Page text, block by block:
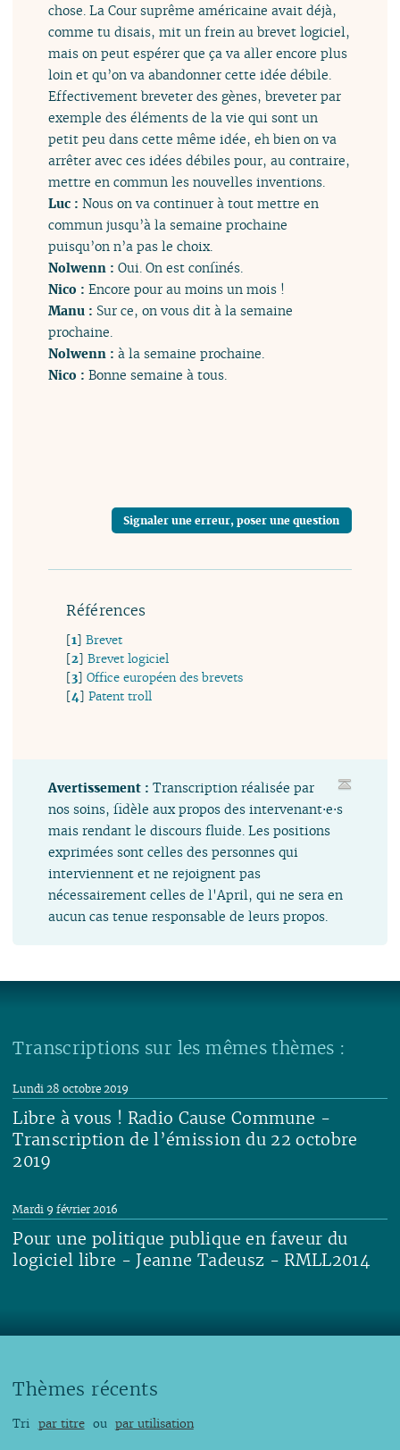
chose. La Cour suprême américaine avait déjà,
comme tu disais, mit un frein au brevet logiciel,
mais on peut espérer que ça va aller encore plus
loin et qu’on va abandonner cette idée débile.
Effectivement breveter des gènes, breveter par
exemple des éléments de la vie qui sont un
petit peu dans cette même idée, eh bien on va
arrêter avec ces idées débiles pour, au contraire,
mettre en commun les nouvelles inventions.
Luc :Nous on va continuer à tout mettre en
commun jusqu’à la semaine prochaine
puisqu’on n’a pas le choix.
Nolwenn :Oui. On est confinés.
Nico :Encore pour au moins un mois !
Manu : Sur ce, on vous dit à la semaine
prochaine.
Nolwenn :à la semaine prochaine.
Nico :Bonne semaine à tous.
Signaler une erreur, poser une question
Références
[1]Brevet
[2]Brevet logiciel
[3]Office européen des brevets
[4]Patent troll
Avertissement :Transcription réalisée par
nos soins, fidèle aux propos des intervenant⋅e⋅s
mais rendant le discours fluide. Les positions
exprimées sont celles des personnes qui
interviennent et ne rejoignent pas
nécessairement celles de l'April, qui ne sera en
aucun cas tenue responsable de leurs propos.
Transcriptions sur les mêmes thèmes :
Libre à vous ! Radio Cause Commune -
Transcription de l’émission du 22 octobre
2019
Lundi 28 octobre 2019
Pour une politique publique en faveur du
logiciel libre - Jeanne Tadeusz - RMLL2014
Mardi 9 février 2016
Thèmes récents
Tri par titre ou par utilisation